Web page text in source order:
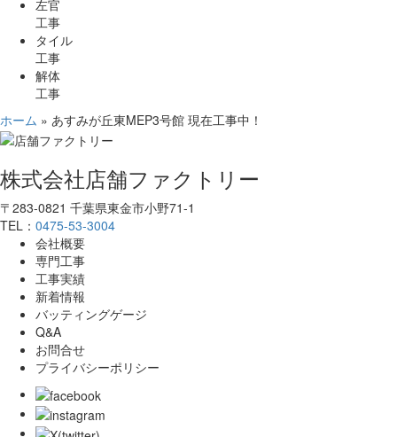
左官
工事
タイル
工事
解体
工事
ホーム » あすみが丘東MEP3号館 現在工事中！
株式会社店舗ファクトリー
〒283-0821 千葉県東金市小野71-1
TEL： 0475-53-3004
会社概要
専門工事
工事実績
新着情報
バッティングゲージ
Q&A
お問合せ
プライバシーポリシー